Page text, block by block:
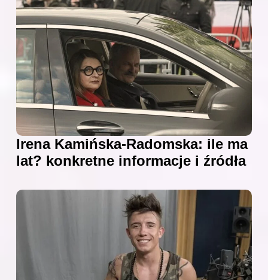
Irena Kamińska-Radomska: ile ma
lat? konkretne informacje i źródła